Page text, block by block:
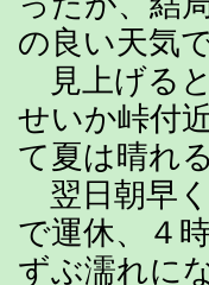
の良い天気
見上げる
せいか峠付
て夏は晴れ
翌日朝早
で運休、４
ずぶ濡れに